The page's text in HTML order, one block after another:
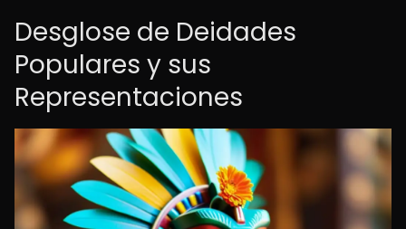
Desglose de Deidades
Populares y sus
Representaciones